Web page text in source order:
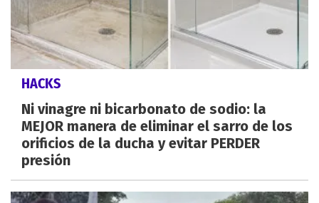
HACKS
Ni vinagre ni bicarbonato de sodio: la
MEJOR manera de eliminar el sarro de los
orificios de la ducha y evitar PERDER
presión